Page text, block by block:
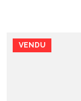
VENDU